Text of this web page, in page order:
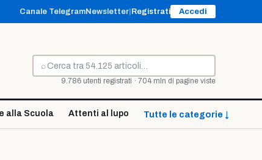
Canale TelegramNewsletter Registrati Accedi
⌕
Cerca
9.786 utenti registrati · 704 mln di pagine viste
alla Scuola Attenti al lupo Tutte le categorie ↓